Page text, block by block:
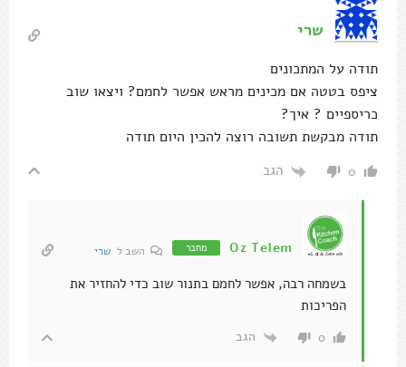
שרי
תודה על המתכונים
ציפס בטטה אם מכינים מראש אפשר לחמם? ויצאו שוב
כריספיים ? איך?
תודה מבקשת תשובה רוצה להכין היום תודה
0 הגב
Oz Telem מחבר השב ל שרי
בשמחה רבה, אפשר לחמם בתנור שוב כדי להחזיר את
הפריכות
0 הגב